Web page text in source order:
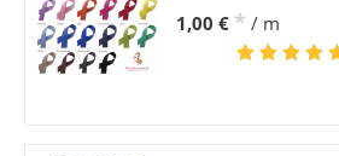
1,00 € * / m